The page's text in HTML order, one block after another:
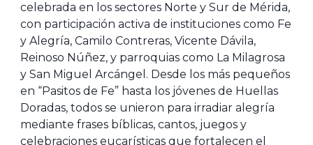
celebrada en los sectores Norte y Sur de Mérida,
con participación activa de instituciones como Fe
y Alegría, Camilo Contreras, Vicente Dávila,
Reinoso Núñez, y parroquias como La Milagrosa
y San Miguel Arcángel. Desde los más pequeños
en “Pasitos de Fe” hasta los jóvenes de Huellas
Doradas, todos se unieron para irradiar alegría
mediante frases bíblicas, cantos, juegos y
celebraciones eucarísticas que fortalecen el